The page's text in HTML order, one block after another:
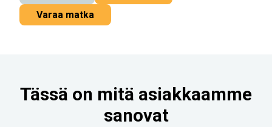
Varaa matka
Tässä on mitä asiakkaamme
sanovat